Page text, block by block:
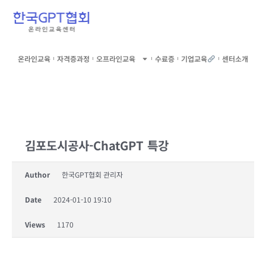
온라인교육 자격증과정 오프라인교육 수료증 기업교육 센터소개
김포도시공사-ChatGPT 특강
Author 한국GPT협회 관리자
Date 2024-01-10 19:10
Views 1170